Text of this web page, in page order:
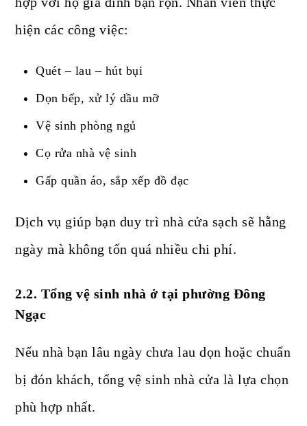
hiện các công việc:
Quét – lau – hút bụi
Dọn bếp, xử lý dầu mỡ
Vệ sinh phòng ngủ
Cọ rửa nhà vệ sinh
Gấp quần áo, sắp xếp đồ đạc
Dịch vụ giúp bạn duy trì nhà cửa sạch sẽ hằng
ngày mà không tốn quá nhiều chi phí.
2.2. Tổng vệ sinh nhà ở tại phường Đông
Ngạc
Nếu nhà bạn lâu ngày chưa lau dọn hoặc chuẩn
bị đón khách, tổng vệ sinh nhà cửa là lựa chọn
phù hợp nhất.